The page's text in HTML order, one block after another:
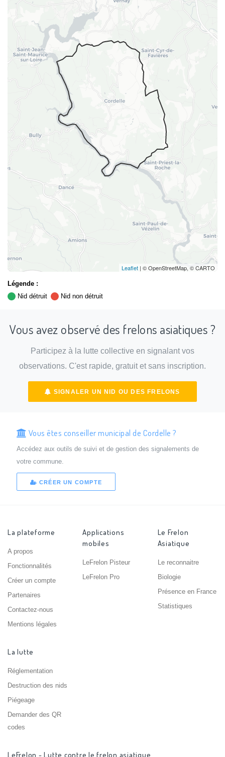
Leaflet | © OpenStreetMap, © CARTO
Légende :
Nid détruit
Nid non détruit
Vous avez observé des frelons asiatiques ?
Participez à la lutte collective en signalant vos
observations. C'est rapide, gratuit et sans inscription.
SIGNALER UN NID OU DES FRELONS
Vous êtes conseiller municipal de Cordelle ?
Accédez aux outils de suivi et de gestion des signalements de
votre commune.
CRÉER UN COMPTE
La plateforme
A propos
Fonctionnalités
Créer un compte
Partenaires
Contactez-nous
Mentions légales
Applications
mobiles
LeFrelon Pisteur
LeFrelon Pro
Le Frelon
Asiatique
Le reconnaitre
Biologie
Présence en France
Statistiques
La lutte
Réglementation
Destruction des nids
Piégeage
Demander des QR
codes
LeFrelon - Lutte contre le frelon asiatique